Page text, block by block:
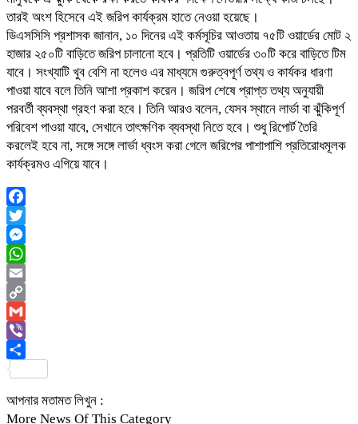
তারই অংশ হিসেবে এই জরিপ কার্যক্রম হাতে নেওয়া হয়েছে।
ডিএসসিসি প্রশাসক জানান, ১০ দিনের এই কর্মসূচির আওতায় ৭৫টি ওয়ার্ডের মোট ২
হাজার ২৫০টি বাড়িতে জরিপ চালানো হবে। প্রতিটি ওয়ার্ডের ৩০টি করে বাড়িতে টিম
যাবে। সংখ্যাটি খুব বেশি না হলেও এর মাধ্যমে গুরুত্বপূর্ণ তথ্য ও কার্যকর ধারণা
পাওয়া যাবে বলে তিনি আশা প্রকাশ করেন। জরিপ শেষে প্রাপ্ত তথ্য অনুযায়ী
পরবর্তী ব্যবস্থা গ্রহণ করা হবে। তিনি আরও বলেন, যেসব স্থানে লার্ভা বা ঝুঁকিপূর্ণ
পরিবেশ পাওয়া যাবে, সেখানে তাৎক্ষণিক ব্যবস্থা নিতে হবে। শুধু রিপোর্ট তৈরি
করলেই হবে না, সঙ্গে সঙ্গে লার্ভা ধ্বংস করা গেলে জরিপের পাশাপাশি প্রতিরোধমূলক
কার্যক্রমও এগিয়ে যাবে।
Facebook
Twitter
Messenger
WhatsApp
Email
Copy
Link
Gmail
Viber
আপনার মতামত লিখুন :
More News Of This Category